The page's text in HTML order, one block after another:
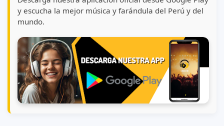
y escucha la mejor música y farándula del Perú y del
mundo.